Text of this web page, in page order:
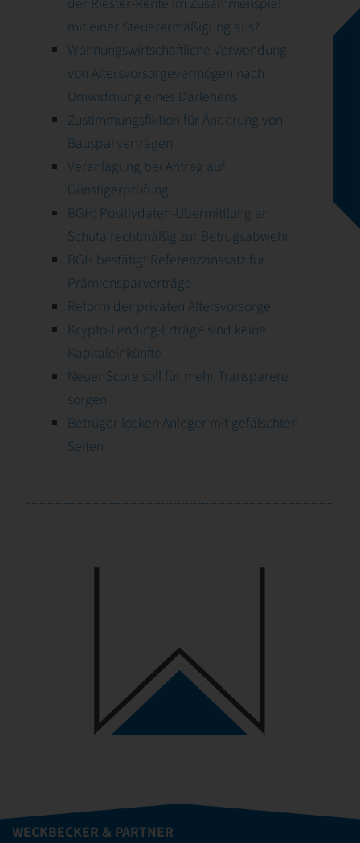
mit einer Steuerermäßigung aus?
Wohnungswirtschaftliche Verwendung
von Altersvorsorgevermögen nach
Umwidmung eines Darlehens
Zustimmungsfiktion für Änderung von
Bausparverträgen
Veranlagung bei Antrag auf
Günstigerprüfung
BGH: Positivdaten-Übermittlung an
Schufa rechtmäßig zur Betrugsabwehr
BGH bestätigt Referenzzinssatz für
Prämiensparverträge
Reform der privaten Altersvorsorge
Krypto-Lending-Erträge sind keine
Kapitaleinkünfte
Neuer Score soll für mehr Transparenz
sorgen
Betrüger locken Anleger mit gefälschten
Seiten
WECKBECKER & PARTNER